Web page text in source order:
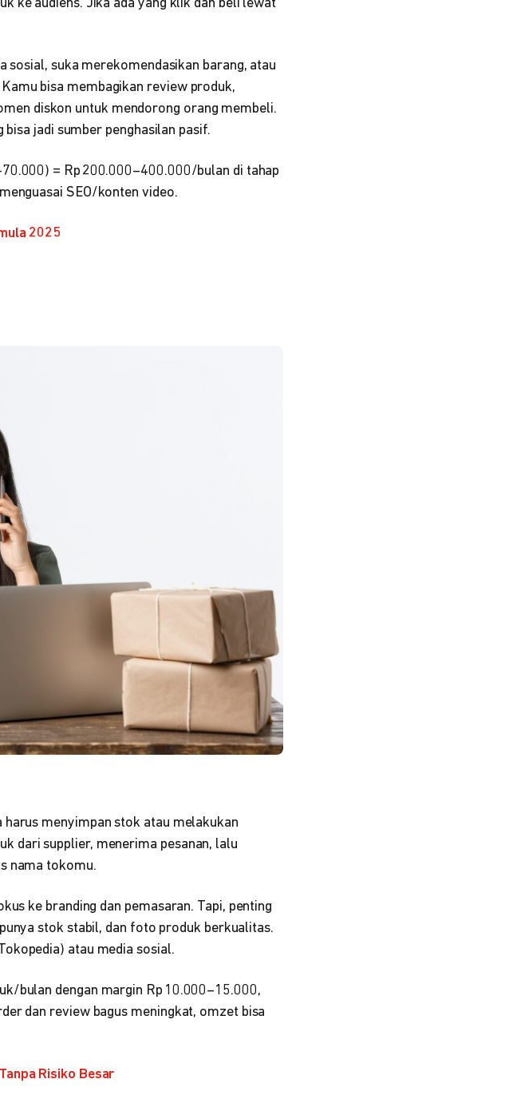
ke audiens. Jika ada yang klik dan beli lewat
suka merekomendasikan barang, atau
bisa membagikan review produk,
diskon untuk mendorong orang membeli.
jadi sumber penghasilan pasif.
= Rp 200.000–400.000/bulan di tahap
SEO/konten video.
2025
menyimpan stok atau melakukan
dari supplier, menerima pesanan, lalu
nama tokomu.
ke branding dan pemasaran. Tapi, penting
stok stabil, dan foto produk berkualitas.
atau media sosial.
bulan dengan margin Rp 10.000–15.000,
dan review bagus meningkat, omzet bisa
Risiko Besar